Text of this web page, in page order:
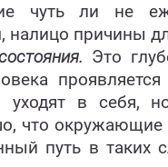
чуть ли не
причины
Это
уходят в себя,
что
путь в таких